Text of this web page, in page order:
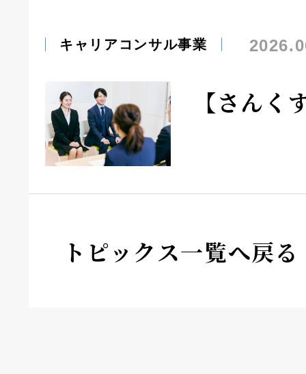
キャリアコンサル事業
【さんく
トピックス一覧へ戻る